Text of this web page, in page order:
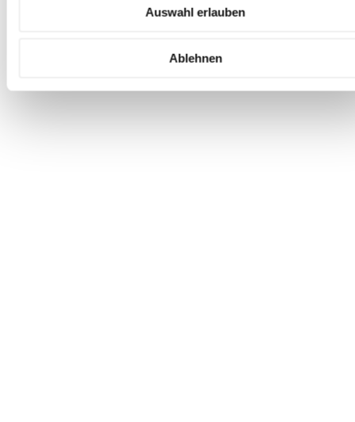
Auswahl erlauben
Ablehnen